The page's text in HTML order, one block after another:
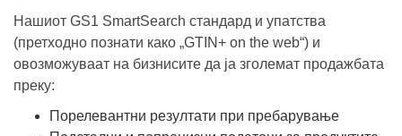
Нашиот GS1 SmartSearch стандард и упатства
(претходно познати како „GTIN+ on the web“) и
овозможуваат на бизнисите да ја зголемат продажбата
преку:
Порелевантни резултати при пребарување